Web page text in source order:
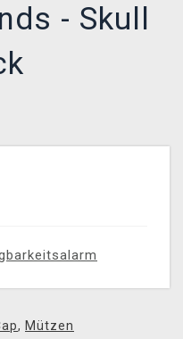
- Skull
, Mützen